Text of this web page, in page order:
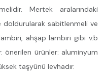
Mertek aralarındaki
doldurularak sabitlenmeli ve
ahşap lambiri gibi v.b
önerilen ürünler: aluminyum
taşyünü levhadır.